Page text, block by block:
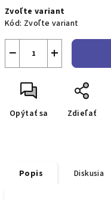
cena:
Zvoľte variant
Kód: Zvoľte variant
+
−
Opýtať sa Zdieľať
Popis Diskusia